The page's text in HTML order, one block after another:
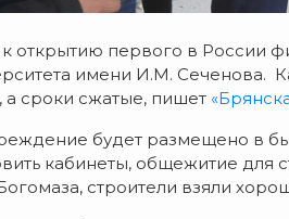
к открытию первого в России
имени И.М. Сеченова.
а сроки сжатые, пишет
будет размещено в
кабинеты, общежитие для
строители взяли